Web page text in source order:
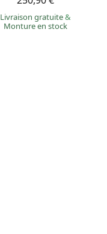
Livraison gratuite&
Monture en stock